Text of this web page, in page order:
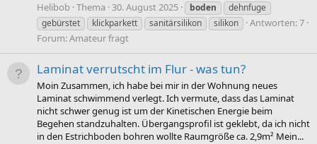
Helibob Thema 30. August 2025 boden
dehnfuge
gebürstet
klickparkett sanitärsilikon silikon
Antworten: 7
Forum:Amateur fragt
Laminat verrutscht im Flur - was tun?
Moin Zusammen, ich habe bei mir in der Wohnung neues
Laminat schwimmend verlegt. Ich vermute, dass das Laminat
nicht schwer genug ist um der Kinetischen Energie beim
Begehen standzuhalten. Übergangsprofil ist geklebt, da ich nicht
in den Estrichboden bohren wollte Raumgröße ca. 2,9m² Mein...